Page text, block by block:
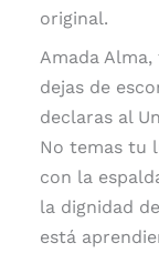
original.
Amada
dejas de
declaras al
No temas tu
con la
la dignidad
está